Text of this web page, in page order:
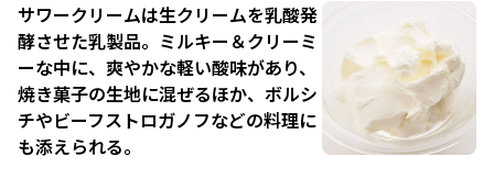
サワークリームは生クリームを乳酸発
酵させた乳製品。ミルキー＆クリーミ
ーな中に、爽やかな軽い酸味があり、
焼き菓子の生地に混ぜるほか、ボルシ
チやビーフストロガノフなどの料理に
も添えられる。